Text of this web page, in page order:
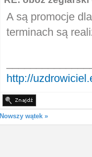
A są promocje
terminach są
http://
Nowszy wątek »